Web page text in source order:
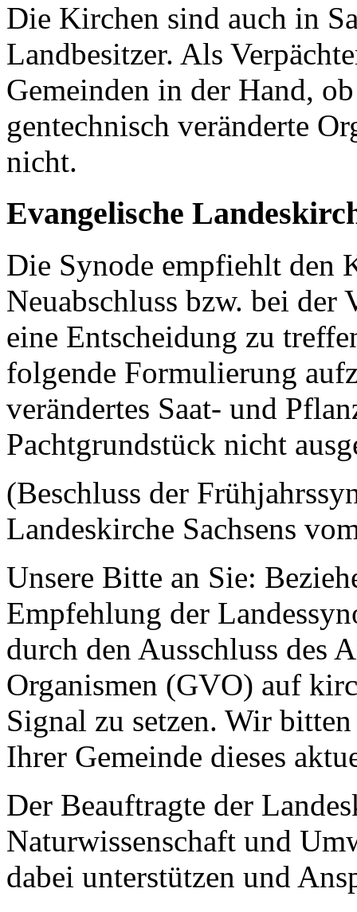
Die Kirchen sind auch in
Landbesitzer. Als
Gemeinden in der Hand,
gentechnisch veränderte
nicht.
Evangelische
Die Synode empfiehlt den
Neuabschluss bzw. bei der
eine Entscheidung zu
folgende Formulierung
verändertes Saat- und
Pachtgrundstück nicht
(Beschluss der
Landeskirche Sachsens
Unsere Bitte an Sie:
Empfehlung der
durch den Ausschluss des
Organismen (GVO) auf
Signal zu setzen. Wir
Ihrer Gemeinde dieses
Der Beauftragte der
Naturwissenschaft und
dabei unterstützen und